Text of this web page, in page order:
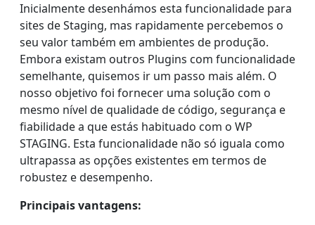
Inicialmente desenhámos esta funcionalidade para
sites de Staging, mas rapidamente percebemos o
seu valor também em ambientes de produção.
Embora existam outros Plugins com funcionalidade
semelhante, quisemos ir um passo mais além. O
nosso objetivo foi fornecer uma solução com o
mesmo nível de qualidade de código, segurança e
fiabilidade a que estás habituado com o WP
STAGING. Esta funcionalidade não só iguala como
ultrapassa as opções existentes em termos de
robustez e desempenho.
Principais vantagens: